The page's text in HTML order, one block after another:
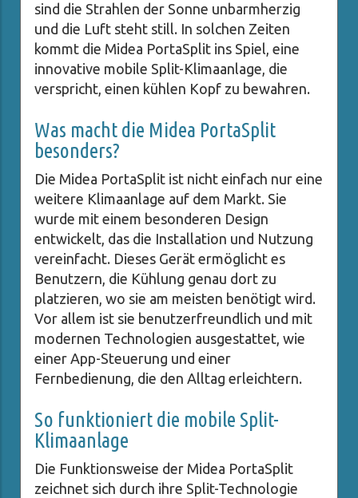
sind die Strahlen der Sonne unbarmherzig
und die Luft steht still. In solchen Zeiten
kommt die Midea PortaSplit ins Spiel, eine
innovative mobile Split-Klimaanlage, die
verspricht, einen kühlen Kopf zu bewahren.
Was macht die Midea PortaSplit
besonders?
Die Midea PortaSplit ist nicht einfach nur eine
weitere Klimaanlage auf dem Markt. Sie
wurde mit einem besonderen Design
entwickelt, das die Installation und Nutzung
vereinfacht. Dieses Gerät ermöglicht es
Benutzern, die Kühlung genau dort zu
platzieren, wo sie am meisten benötigt wird.
Vor allem ist sie benutzerfreundlich und mit
modernen Technologien ausgestattet, wie
einer App-Steuerung und einer
Fernbedienung, die den Alltag erleichtern.
So funktioniert die mobile Split-
Klimaanlage
Die Funktionsweise der Midea PortaSplit
zeichnet sich durch ihre Split-Technologie